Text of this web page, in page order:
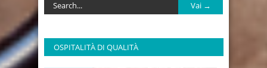
OSPITALITÀ DI QUALITÀ